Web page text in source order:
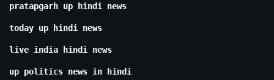
pratapgarh up hindi news
today up hindi news
live india hindi news
up politics news in hindi